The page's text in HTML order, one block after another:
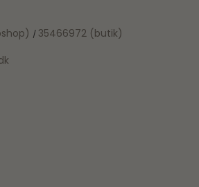
/ 35466972 (butik)